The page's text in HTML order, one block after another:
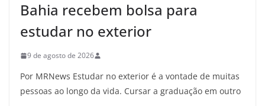
Bahia recebem bolsa para
estudar no exterior
9 de agosto de 2026
Por MRNews Estudar no exterior é a vontade de muitas
pessoas ao longo da vida. Cursar a graduação em outro